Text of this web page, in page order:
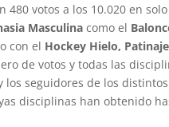
480 votos a los 10.020 en
Masculina como el
con el Hockey Hielo,
de votos y todas las
los seguidores de los
disciplinas han obtenido